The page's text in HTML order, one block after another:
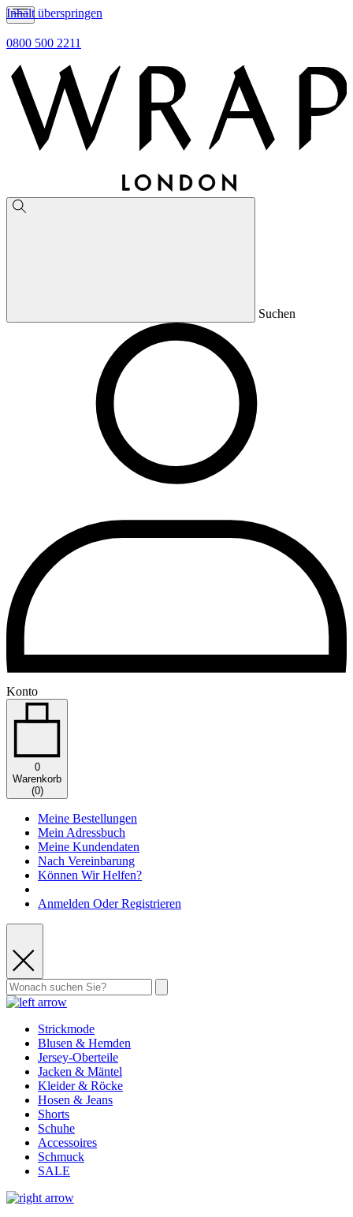
Inhalt überspringen
0800 500 2211
Suchen
Konto
0
Warenkorb
(0)
Meine Bestellungen
Mein Adressbuch
Meine Kundendaten
Nach Vereinbarung
Können Wir Helfen?
Anmelden Oder Registrieren
Strickmode
Blusen & Hemden
Jersey-Oberteile
Jacken & Mäntel
Kleider & Röcke
Hosen & Jeans
Shorts
Schuhe
Accessoires
Schmuck
SALE